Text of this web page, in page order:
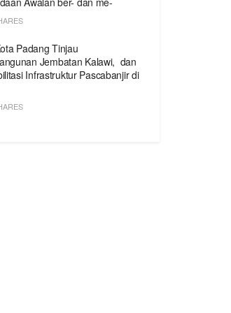
Padang Tinjau
Jembatan Kalawi, dan
Infrastruktur Pascabanjir di